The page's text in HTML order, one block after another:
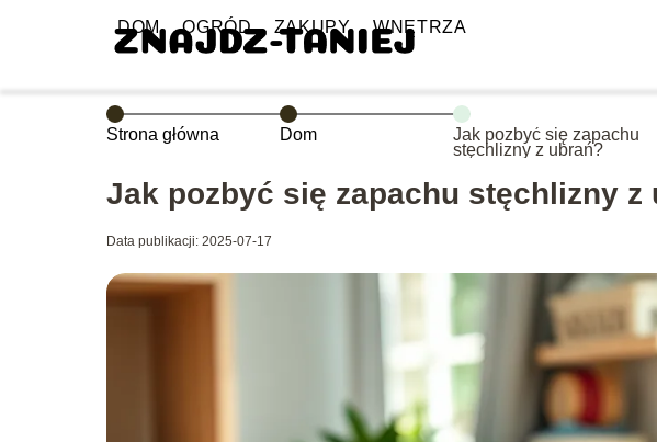
DOM OGRÓD ZAKUPY WNĘTRZA
Strona główna Dom
Jak pozbyć się zapachu
stęchlizny z ubrań?
Jak pozbyć się zapachu stęchlizny z
Data publikacji: 2025-07-17